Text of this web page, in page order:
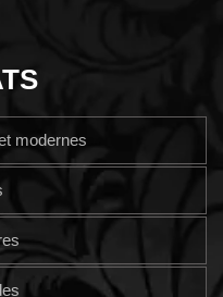
modernes